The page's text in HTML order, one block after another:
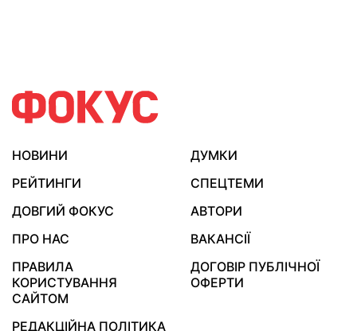
НОВИНИ
ДУМКИ
РЕЙТИНГИ
СПЕЦТЕМИ
ДОВГИЙ ФОКУС
АВТОРИ
ПРО НАС
ВАКАНСІЇ
ПРАВИЛА
КОРИСТУВАННЯ
САЙТОМ
ДОГОВІР ПУБЛІЧНОЇ
ОФЕРТИ
РЕДАКЦІЙНА ПОЛІТИКА